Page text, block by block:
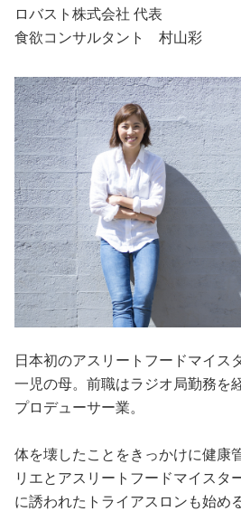
ロバスト株式会社 代表
食欲コンサルタント 村山彩
日本初のアスリートフードマイス
一児の母。前職はラジオ局勤務を
プロデューサー業。
体を壊したことをきっかけに健康
リエとアスリートフードマイスタ
に誘われたトライアスロンも始める